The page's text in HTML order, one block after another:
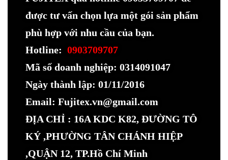
được tư vấn chọn lựa một gói sản phẩm
phù hợp với nhu cầu của bạn.
Hotline: 0903709707
Mã số doanh nghiệp: 0314091047
Ngày thành lập: 01/11/2016
Email: Fujitex.vn@gmail.com
ĐỊA CHỈ : 16A KDC K82, ĐƯỜNG TÔ
KÝ ,PHƯỜNG TÂN CHÁNH HIỆP
,QUẬN 12, TP.Hồ Chí Minh